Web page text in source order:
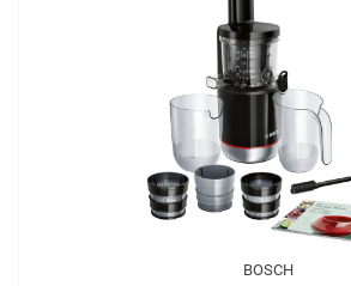
BOSCH